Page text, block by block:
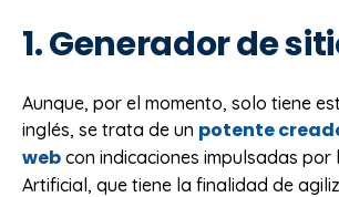
1. Generador de
Aunque, por el momento, solo tiene
inglés, se trata de un potente
web con indicaciones impulsadas por
Artificial, que tiene la finalidad de